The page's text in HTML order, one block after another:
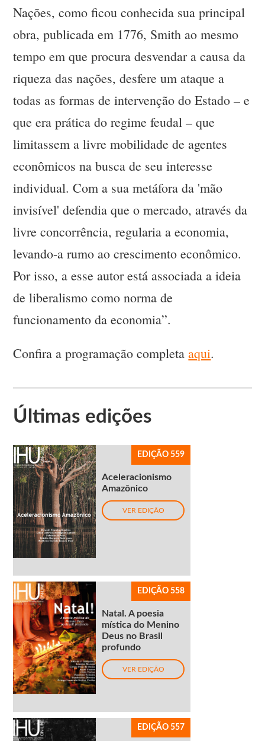
Nações, como ficou conhecida sua principal
obra, publicada em 1776, Smith ao mesmo
tempo em que procura desvendar a causa da
riqueza das nações, desfere um ataque a
todas as formas de intervenção do Estado – e
que era prática do regime feudal – que
limitassem a livre mobilidade de agentes
econômicos na busca de seu interesse
individual. Com a sua metáfora da 'mão
invisível' defendia que o mercado, através da
livre concorrência, regularia a economia,
levando-a rumo ao crescimento econômico.
Por isso, a esse autor está associada a ideia
de liberalismo como norma de
funcionamento da economia”.
Confira a programação completaaqui.
Últimas edições
EDIÇÃO 559
Aceleracionismo
Amazônico
VER EDIÇÃO
EDIÇÃO 558
Natal. A poesia
mística do Menino
Deus no Brasil
profundo
VER EDIÇÃO
EDIÇÃO 557